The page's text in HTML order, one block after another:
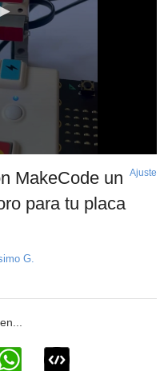
MakeCode un
para tu placa
Ajuste
G.